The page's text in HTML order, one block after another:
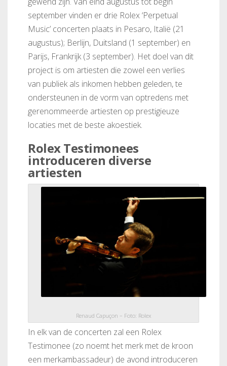
september vinden er drie Rolex ‘Perpetual
Music’ concerten plaats in Pesaro, Italië (21
augustus); Berlijn, Duitsland (1 september) en
Parijs, Frankrijk (3 september). Het doel van dit
project is om artiesten die zowel een verlies
van publiek als inkomen hebben geleden, te
ondersteunen in de vorm van optredens met
gerenommeerde artiesten op prestigieuze
locaties met de beste akoestiek.
Rolex Testimonees
introduceren diverse
artiesten
Renaud Capuçon – Foto: Rolex
In elk van de concerten zal een Rolex
Testimonee (zo noemt het merk met de kroon
een merkambassadeur) de avond introduceren